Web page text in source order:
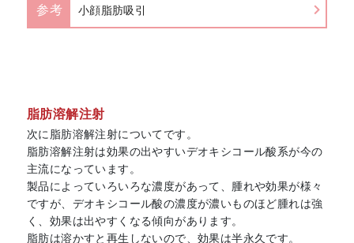
参考 小顔脂肪吸引
脂肪溶解注射
次に脂肪溶解注射についてです。
脂肪溶解注射は効果の出やすいデオキシコール酸系が今の
主流になっています。
製品によっていろいろな濃度があって、腫れや効果が様々
ですが、デオキシコール酸の濃度が濃いものほど腫れは強
く、効果は出やすくなる傾向があります。
脂肪は溶かすと再生しないので、効果は半永久です。